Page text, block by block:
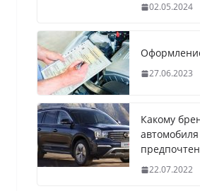
02.05.2024
27.06.2023
Какому
22.07.2022